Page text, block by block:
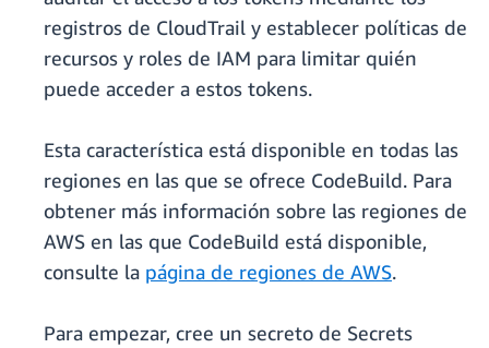
registros de CloudTrail y establecer políticas de
recursos y roles de IAM para limitar quién
puede acceder a estos tokens.
Esta característica está disponible en todas las
regiones en las que se ofrece CodeBuild. Para
obtener más información sobre las regiones de
AWS en las que CodeBuild está disponible,
consulte la página de regiones de AWS.
Para empezar, cree un secreto de Secrets